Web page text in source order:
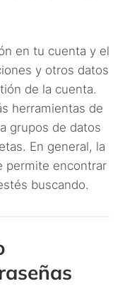
en tu cuenta y el
y otros datos
de la cuenta.
herramientas de
grupos de datos
En general, la
permite encontrar
buscando.